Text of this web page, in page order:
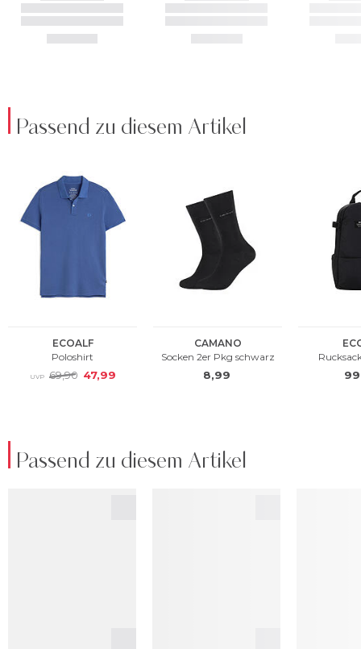
Passend zu diesem Artikel
Passend zu diesem Artikel